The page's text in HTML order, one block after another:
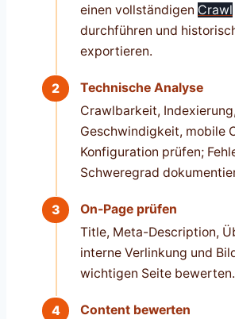
einen vollständigen Crawl
durchführen und
exportieren.
Technische Analyse
Crawlbarkeit, Indexierung,
Geschwindigkeit, mobile
Konfiguration prüfen;
Schweregrad
On-Page prüfen
Title, Meta-Description,
interne Verlinkung und
wichtigen Seite bewerten.
Content bewerten